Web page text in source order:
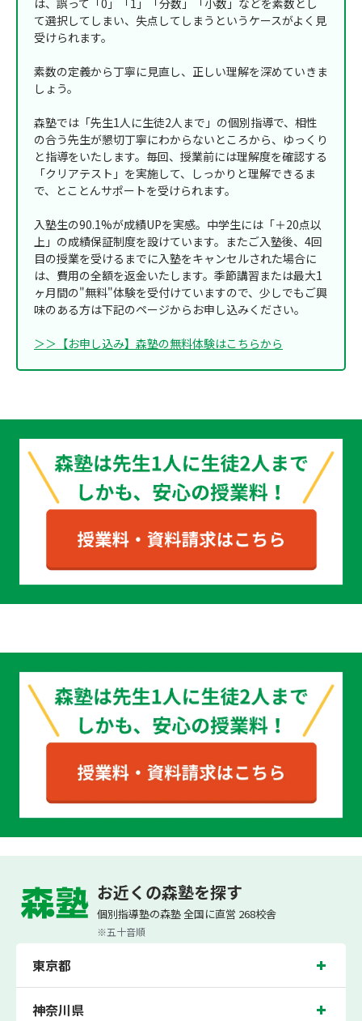
て選択してしまい、失点してしまうというケースがよく見
受けられます。
素数の定義から丁寧に見直し、正しい理解を深めていきま
しょう。
森塾では「先生1人に生徒2人まで」の個別指導で、相性
の合う先生が懇切丁寧にわからないところから、ゆっくり
と指導をいたします。毎回、授業前には理解度を確認する
「クリアテスト」を実施して、しっかりと理解できるま
で、とことんサポートを受けられます。
入塾生の90.1%が成績UPを実感。中学生には「＋20点以
上」の成績保証制度を設けています。またご入塾後、4回
目の授業を受けるまでに入塾をキャンセルされた場合に
は、費用の全額を返金いたします。季節講習または最大1
ヶ月間の"無料"体験を受付けていますので、少しでもご興
味のある方は下記のページからお申し込みください。
＞＞【お申し込み】森塾の無料体験はこちらから
個別指導なら森塾 お役立ちコンテンツ 【中学数学】素数とは？意味や見分け方、具体例
お近くの森塾を探す
個別指導塾の森塾 全国に直営 268校舎
※五十音順
東京都
神奈川県